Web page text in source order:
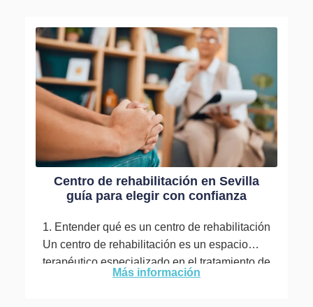
Centro de rehabilitación en Sevilla
guía para elegir con confianza
1. Entender qué es un centro de rehabilitación
Un centro de rehabilitación es un espacio
terapéutico especializado en el tratamiento de
diferentes tipos de adicciones. Su...
Más información